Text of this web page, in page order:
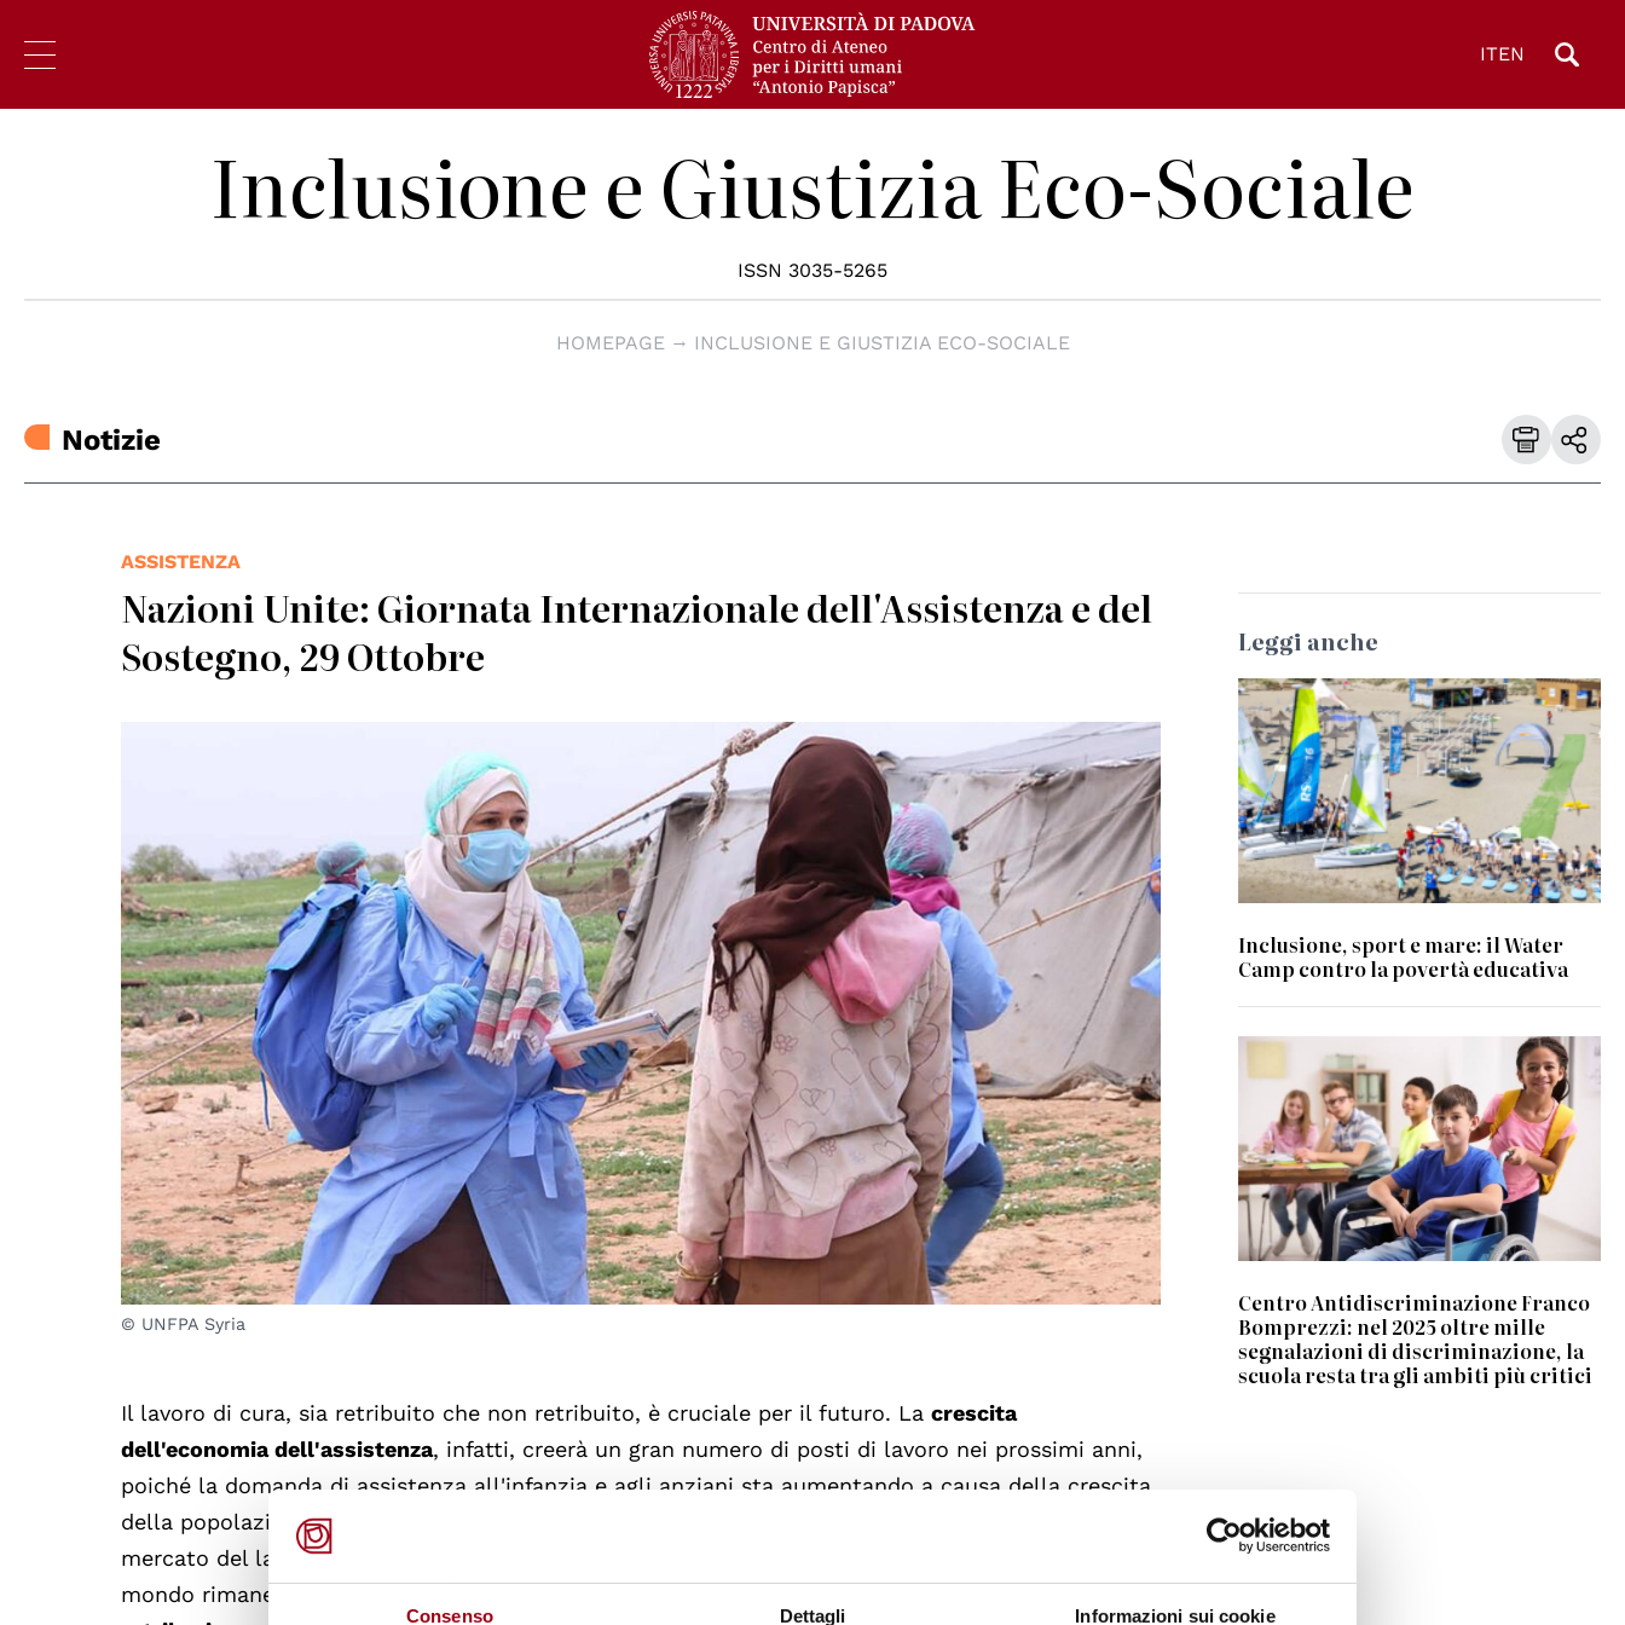
Consenso Dettagli Informazioni sui cookie
ITEN
Inclusione e Giustizia Eco-Sociale
ISSN 3035-5265
HOMEPAGE INCLUSIONE E GIUSTIZIA ECO-SOCIALE
Notizie
ASSISTENZA
Nazioni Unite: Giornata Internazionale dell'Assistenza e del
Sostegno, 29 Ottobre
© UNFPA Syria
Il lavoro di cura, sia retribuito che non retribuito, è cruciale per il futuro. Lacrescita
dell'economia dell'assistenza, infatti, creerà un gran numero di posti di lavoro nei prossimi anni,
poiché la domanda di assistenza all'infanzia e agli anziani sta aumentando a causa della crescita
della popolazione, dell'invecchiamento della società, della posizione secondaria delle donne nel
mercato del lavoro e delle carenze nelle politiche sociali. Tuttavia, il lavoro di cura in tutto il
mondo rimane caratterizzato da una
Leggi anche
© Waterworld
Inclusione, sport e mare: il Water
Camp contro la povertà educativa
Centro Antidiscriminazione Franco
Bomprezzi: nel 2025 oltre mille
segnalazioni di discriminazione, la
scuola resta tra gli ambiti più critici